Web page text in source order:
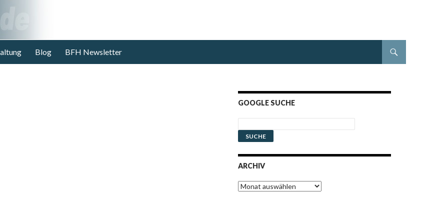
Blog BFH Newsletter
GOOGLE SUCHE
ARCHIV
Archiv